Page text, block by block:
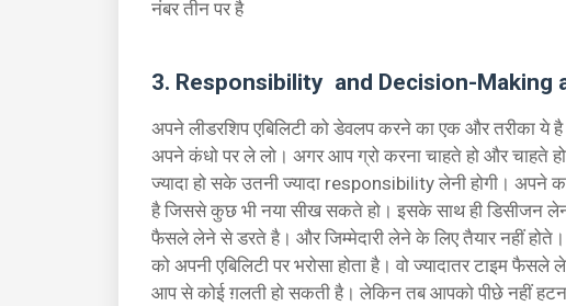
नंबर तीन पर है
3. Responsibility and Decision-Making
अपने लीडरशिप एबिलिटी को डेवलप करने का एक और तरीका ये है
अपने कंधो पर ले लो। अगर आप ग्रो करना चाहते हो और चाहते
ज्यादा हो सके उतनी ज्यादा responsibility लेनी होगी। अपने
है जिससे कुछ भी नया सीख सकते हो। इसके साथ ही डिसीजन
फैसले लेने से डरते है। और जिम्मेदारी लेने के लिए तैयार नहीं
को अपनी एबिलिटी पर भरोसा होता है। वो ज्यादातर टाइम
आप से कोई ग़लती हो सकती है। लेकिन तब आपको पीछे नहीं